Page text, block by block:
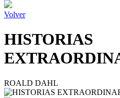
Volver
HISTORIAS
ROALD DAHL